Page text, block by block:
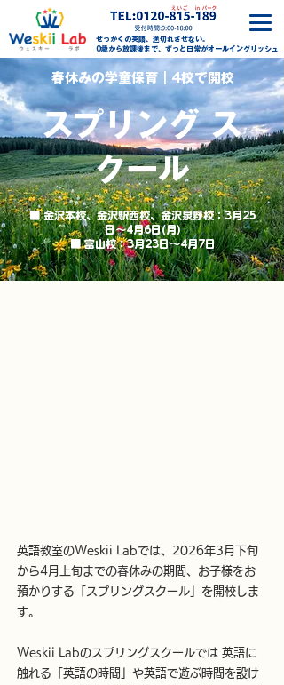
せっかくの英語、途切れさせない。
0歳から放課後まで、ずっと日常がオールイングリッシュ
春休みの学童保育｜4校で開校
​スプリング ス
クール
■ 金沢本校、金沢駅西校、金沢泉野校：3月25
日～4月6日(月)
■ 富山校：3月23日～4月7日
英語教室の​Weskii Labでは、2026年3月下旬
から4月上旬までの春休みの期間、お子様をお
預かりする「スプリングスクール」を開校しま
す。
Weskii Labのスプリングスクールでは 英語に
触れる「英語の時間」や英語で遊ぶ時間を設け